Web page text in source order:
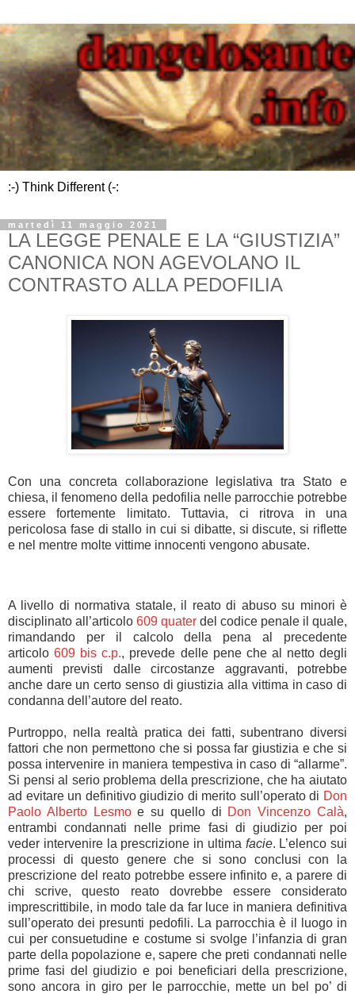
:-) Think Different (-:
martedì 11 maggio 2021
LA LEGGE PENALE E LA “GIUSTIZIA”
CANONICA NON AGEVOLANO IL
CONTRASTO ALLA PEDOFILIA
Con una concreta collaborazione legislativa tra Stato e
chiesa, il fenomeno della pedofilia nelle parrocchie potrebbe
essere fortemente limitato. Tuttavia, ci ritrova in una
pericolosa fase di stallo in cui si dibatte, si discute, si riflette
e nel mentre molte vittime innocenti vengono abusate.
A livello di normativa statale, il reato di abuso su minori è
disciplinato all’articolo 609 quater del codice penale il quale,
rimandando per il calcolo della pena al precedente
articolo609 bis c.p., prevede delle pene che al netto degli
aumenti previsti dalle circostanze aggravanti, potrebbe
anche dare un certo senso di giustizia alla vittima in caso di
condanna dell’autore del reato.
Purtroppo, nella realtà pratica dei fatti, subentrano diversi
fattori che non permettono che si possa far giustizia e che si
possa intervenire in maniera tempestiva in caso di “allarme”.
Si pensi al serio problema della prescrizione, che ha aiutato
ad evitare un definitivo giudizio di merito sull’operato di Don
Paolo Alberto Lesmoe su quello di Don Vincenzo Calà,
entrambi condannati nelle prime fasi di giudizio per poi
veder intervenire la prescrizione in ultima facie. L’elenco sui
processi di questo genere che si sono conclusi con la
prescrizione del reato potrebbe essere infinito e, a parere di
chi scrive, questo reato dovrebbe essere considerato
imprescrittibile, in modo tale da far luce in maniera definitiva
sull’operato dei presunti pedofili. La parrocchia è il luogo in
cui per consuetudine e costume si svolge l’infanzia di gran
parte della popolazione e, sapere che preti condannati nelle
prime fasi del giudizio e poi beneficiari della prescrizione,
sono ancora in giro per le parrocchie, mette un bel po’ di